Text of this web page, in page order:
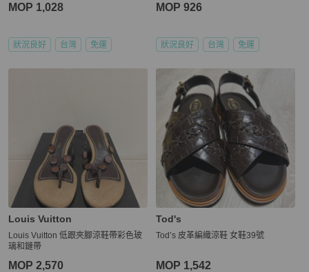
MOP 1,028
狀況良好 台灣 免運
MOP 926
狀況良好 台灣 免運
Louis Vuitton
Louis Vuitton 低跟夾腳涼鞋帶彩色玻
璃和鏈帶
MOP 2,570
Tod's
Tod’s 皮革編織涼鞋 女鞋39號
MOP 1,542